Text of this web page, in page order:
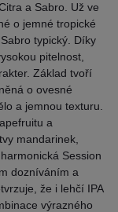
a Sabro. Už ve
o jemné tropické
typický. Díky
pitelnost,
Základ tvoří
o ovesné
a jemnou texturu.
a
mandarinek,
Session
dozníváním a
že i lehčí IPA
výrazného